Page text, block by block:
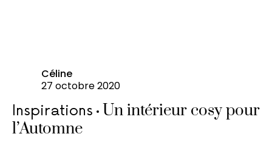
Céline
27 octobre 2020
Inspirations
Un intérieur cosy pour
l’Automne